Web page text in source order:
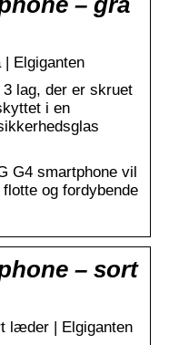
| Elgiganten
lag, der er skruet
i en
G4 smartphone vil
og fordybende
– sort
læder | Elgiganten